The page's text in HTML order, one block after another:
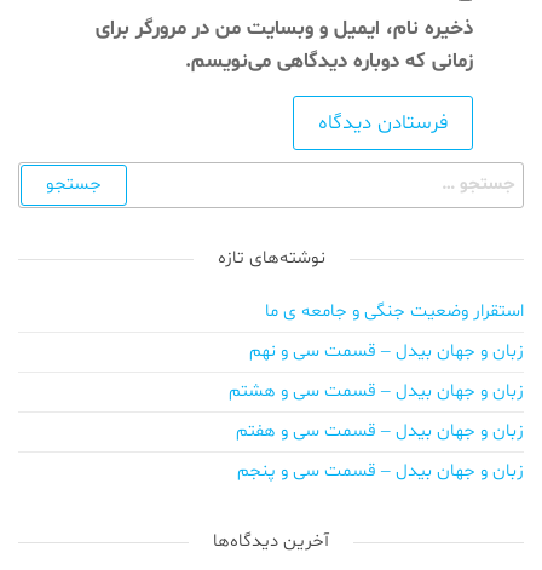
ذخیره نام، ایمیل و وبسایت من در مرورگر برای
زمانی که دوباره دیدگاهی می‌نویسم.
نوشته‌های تازه
استقرار وضعیت جنگی و جامعه ی ما
زبان و جهان بیدل – قسمت سی و نهم
زبان و جهان بیدل – قسمت سی و هشتم
زبان و جهان بیدل – قسمت سی و هفتم
زبان و جهان بیدل – قسمت سی و پنجم
آخرین دیدگاه‌ها